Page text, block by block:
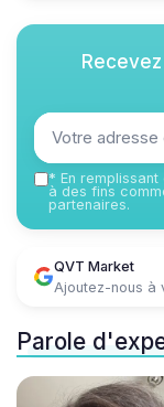
* En
à des fins
partenaires.
QVT Market
Ajoutez-nous à
Parole